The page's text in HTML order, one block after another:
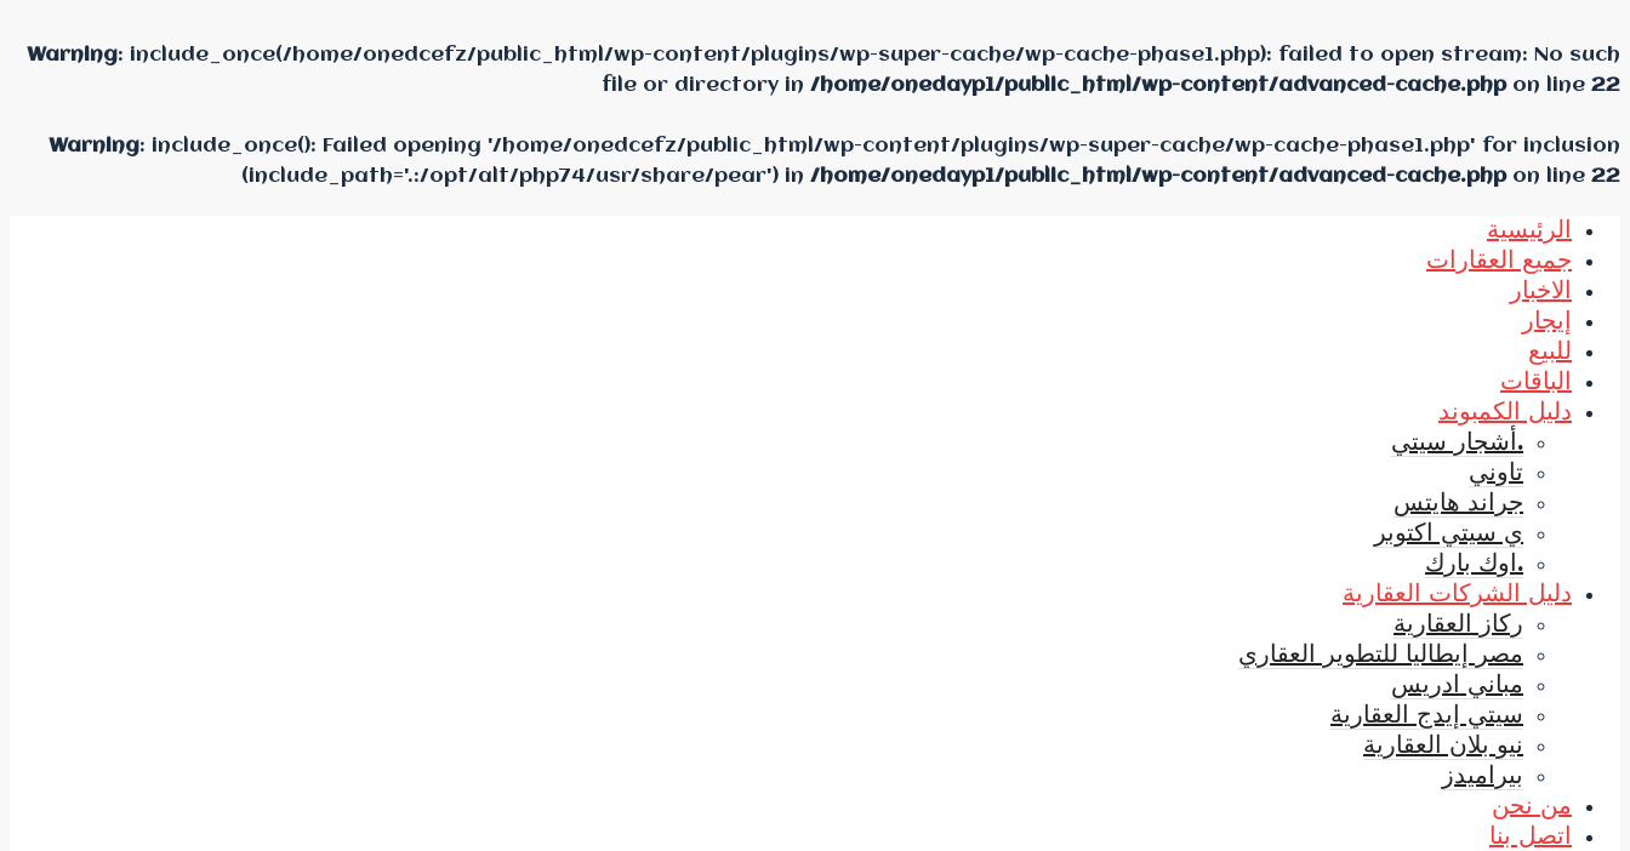
Warning: include_once(/home/onedcefz/public_html/wp-content/plugins/wp-super-cache/wp-cache-phase1.php): failed to open stream: No such
file or directory in /home/onedayp1/public_html/wp-content/advanced-cache.phpon line 22
Warning: include_once(): Failed opening '/home/onedcefz/public_html/wp-content/plugins/wp-super-cache/wp-cache-phase1.php' for inclusion
(include_path='.:/opt/alt/php74/usr/share/pear') in /home/onedayp1/public_html/wp-content/advanced-cache.phpon line 22
الرئيسية
جميع العقارات
الاخبار
إيجار
للبيع
الباقات
دليل الكمبوند
.أشجار سيتي
تاوني
جراند هايتس
ي سيتي اكتوبر
.اوك بارك
دليل الشركات العقارية
ركاز العقارية
مصر إيطاليا للتطوير العقاري
مباني ادريس
سيتي إيدج العقارية
نيو بلان العقارية
بيراميدز
من نحن
اتصل بنا